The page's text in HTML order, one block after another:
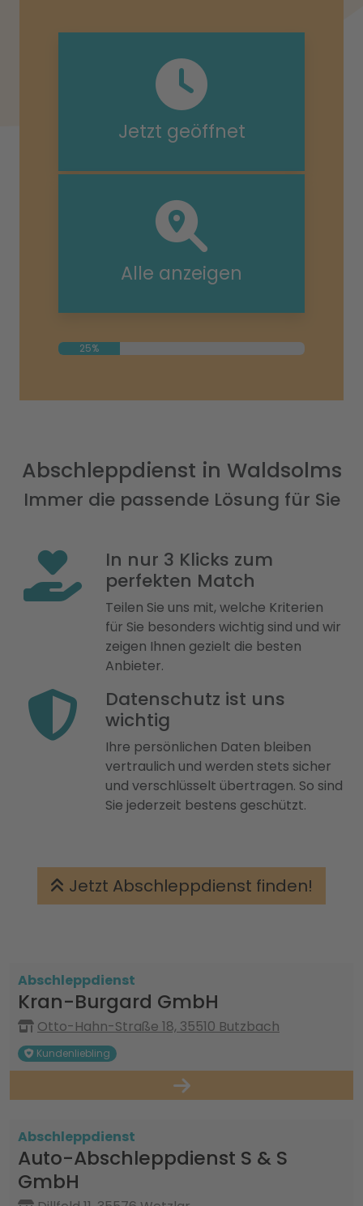
Jetzt geöffnet
Alle anzeigen
25%
Abschleppdienst in Waldsolms
Immer die passende Lösung für Sie
In nur 3 Klicks zum
perfekten Match
Teilen Sie uns mit, welche Kriterien
für Sie besonders wichtig sind und wir
zeigen Ihnen gezielt die besten
Anbieter.
Datenschutz ist uns
wichtig
Ihre persönlichen Daten bleiben
vertraulich und werden stets sicher
und verschlüsselt übertragen. So sind
Sie jederzeit bestens geschützt.
Jetzt Abschleppdienst finden!
Abschleppdienst
Kran-Burgard GmbH
Otto-Hahn-Straße 18, 35510 Butzbach
Kundenliebling
Abschleppdienst
Auto-Abschleppdienst S & S
GmbH